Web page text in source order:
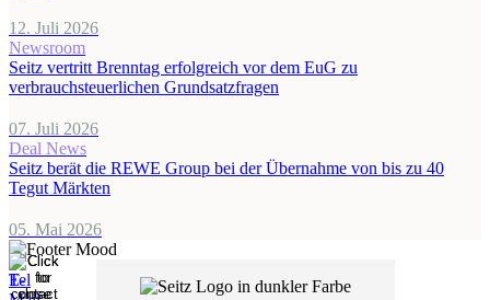
12. Juli 2026
Newsroom
Seitz vertritt Brenntag erfolgreich vor dem EuG zu
verbrauchsteuerlichen Grundsatzfragen
07. Juli 2026
Deal News
Seitz berät die REWE Group bei der Übernahme von bis zu 40
Tegut Märkten
05. Mai 2026